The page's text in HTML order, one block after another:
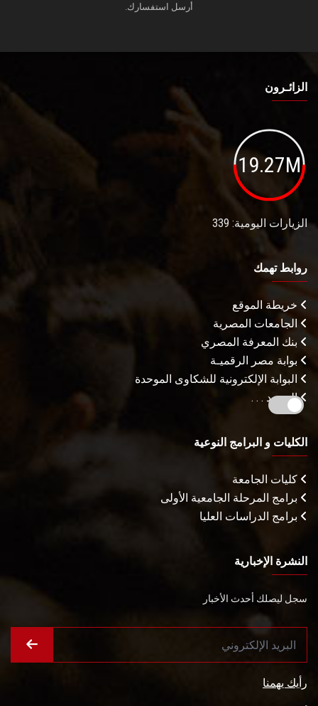
أرسل استفسارك.
الزائـرون
19.27M
الزيارات اليومية: 339
روابط تهمك
خريطة الموقع
الجامعات المصرية
بنك المعرفة المصري
بوابة مصر الرقميـة
البوابة الإلكترونية للشكاوى الموحدة
المزيـد . . .
الكليات و البرامج النوعية
كليات الجامعة
برامج المرحلة الجامعية الأولى
برامج الدراسات العليا
النشرة الإخبارية
سجل ليصلك أحدث الأخبار
رأيك يهمنا